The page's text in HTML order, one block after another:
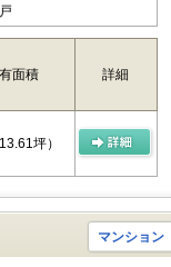
面積 詳細
13.61坪）
マンション